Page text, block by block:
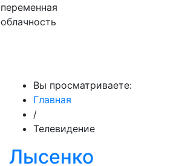
переменная
облачность
Вы просматриваете:
Главная
/
Телевидение
Лысенко